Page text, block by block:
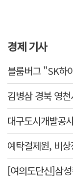
경제 기사
[여의도단신]삼